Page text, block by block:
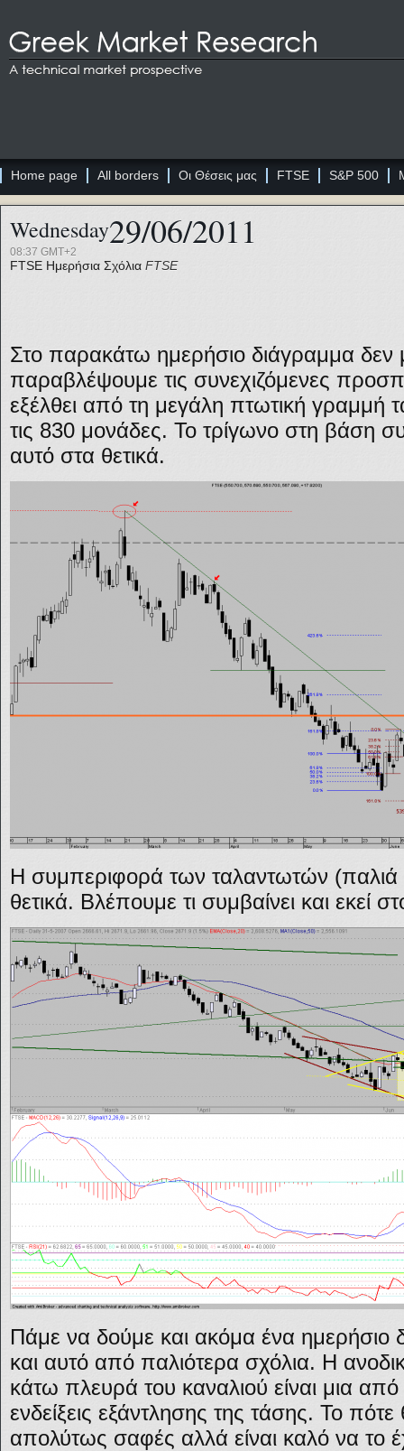
Home page All borders Οι Θέσεις μας FTSE S&P 500
Wednesday29/06/2011
08:37 GMT+2
FTSE Ημερήσια Σχόλια FTSE
Στο παρακάτω ημερήσιο διάγραμμα
παραβλέψουμε τις συνεχιζόμενες
εξέλθει από τη μεγάλη πτωτική γραμμή
τις 830 μονάδες. Το τρίγωνο στη βάση
αυτό στα θετικά.
Η συμπεριφορά των ταλαντωτών (παλιά
θετικά. Βλέπουμε τι συμβαίνει και εκεί
Πάμε να δούμε και ακόμα ένα ημερήσιο
και αυτό από παλιότερα σχόλια. Η
κάτω πλευρά του καναλιού είναι μια από
ενδείξεις εξάντλησης της τάσης. Το πότε
απολύτως σαφές αλλά είναι καλό να το